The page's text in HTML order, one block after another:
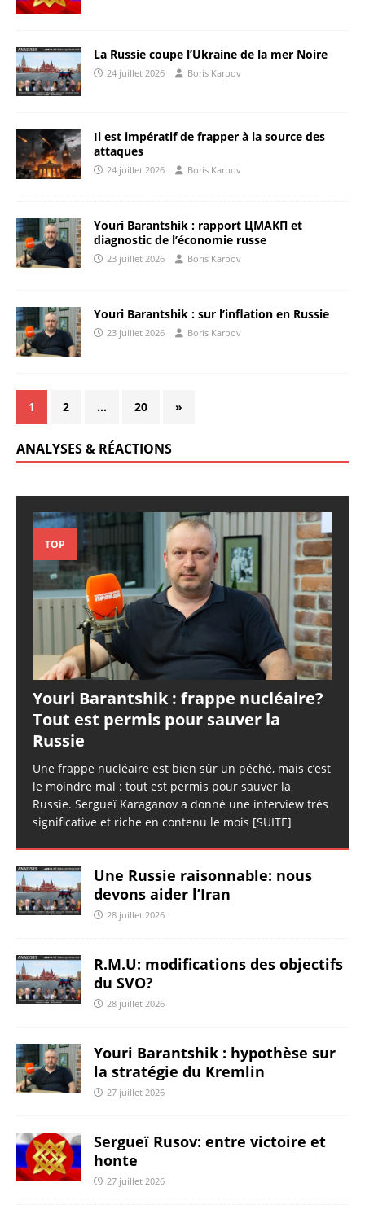
La Russie coupe l’Ukraine de la mer Noire
24 juillet 2026 Boris Karpov
Il est impératif de frapper à la source des
attaques
24 juillet 2026 Boris Karpov
Youri Barantshik : rapport ЦМАКП et
diagnostic de l’économie russe
23 juillet 2026 Boris Karpov
Youri Barantshik : sur l’inflation en Russie
23 juillet 2026 Boris Karpov
1 2 … 20 »
ANALYSES & RÉACTIONS
TOP
Youri Barantshik : frappe nucléaire?
Tout est permis pour sauver la
Russie
Une frappe nucléaire est bien sûr un péché, mais c’est
le moindre mal : tout est permis pour sauver la
Russie. Sergueï Karaganov a donné une interview très
significative et riche en contenu le mois [SUITE]
Une Russie raisonnable: nous
devons aider l’Iran
28 juillet 2026
R.M.U: modifications des objectifs
du SVO?
28 juillet 2026
Youri Barantshik : hypothèse sur
la stratégie du Kremlin
27 juillet 2026
Sergueï Rusov: entre victoire et
honte
27 juillet 2026